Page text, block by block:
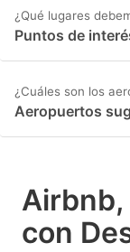
¿Qué lugares
Puntos de
¿Cuáles son los
Aeropuertos
con